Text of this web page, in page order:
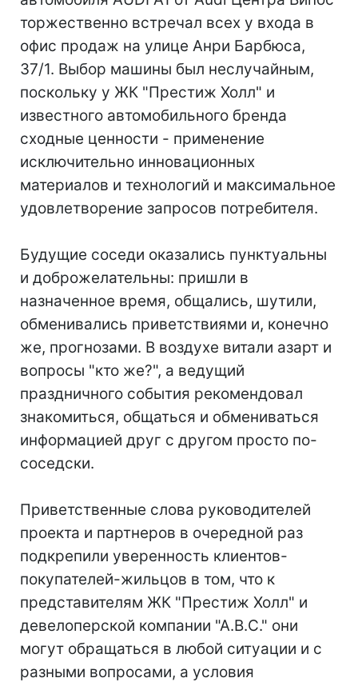
торжественно встречал всех у входа в
офис продаж на улице Анри Барбюса,
37/1. Выбор машины был неслучайным,
поскольку у ЖК "Престиж Холл" и
известного автомобильного бренда
сходные ценности - применение
исключительно инновационных
материалов и технологий и максимальное
удовлетворение запросов потребителя.
Будущие соседи оказались пунктуальны
и доброжелательны: пришли в
назначенное время, общались, шутили,
обменивались приветствиями и, конечно
же, прогнозами. В воздухе витали азарт и
вопросы "кто же?", а ведущий
праздничного события рекомендовал
знакомиться, общаться и обмениваться
информацией друг с другом просто по-
соседски.
Приветственные слова руководителей
проекта и партнеров в очередной раз
подкрепили уверенность клиентов-
покупателей-жильцов в том, что к
представителям ЖК "Престиж Холл" и
девелоперской компании "А.В.С." они
могут обращаться в любой ситуации и с
разными вопросами, а условия